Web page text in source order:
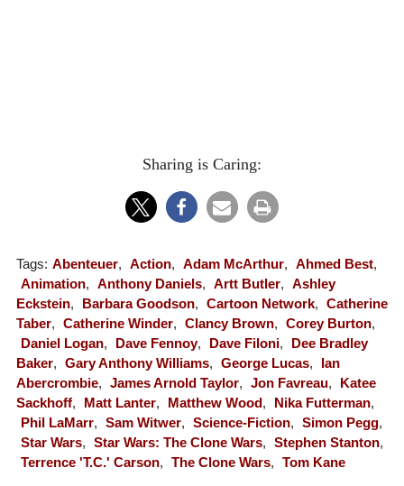
Sharing is Caring:
Tags: Abenteuer, Action, Adam McArthur, Ahmed Best,
Animation, Anthony Daniels, Artt Butler, Ashley
Eckstein, Barbara Goodson, Cartoon Network, Catherine
Taber, Catherine Winder, Clancy Brown, Corey Burton,
Daniel Logan, Dave Fennoy, Dave Filoni,
Dee Bradley
Baker, Gary Anthony Williams, George Lucas,
Ian
Abercrombie, James Arnold Taylor, Jon Favreau,
Katee
Sackhoff, Matt Lanter, Matthew Wood, Nika Futterman,
Phil LaMarr, Sam Witwer, Science-Fiction, Simon Pegg,
Star Wars, Star Wars: The Clone Wars, Stephen Stanton,
Terrence 'T.C.' Carson, The Clone Wars, Tom Kane